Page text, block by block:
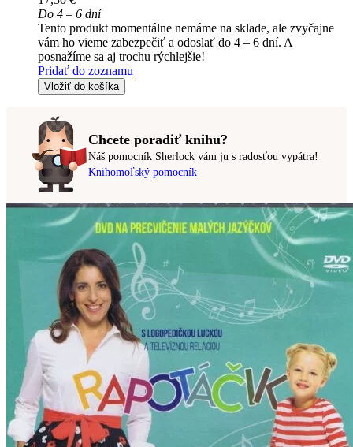
Do 4 – 6 dní
Tento produkt momentálne nemáme na sklade, ale zvyčajne
vám ho vieme zabezpečiť a odoslať do 4 – 6 dní. A
posnažíme sa aj trochu rýchlejšie!
Pridať do zoznamu
Vložiť do košíka
Chcete poradiť knihu?
Náš pomocník Sherlock vám ju s radosťou vypátra!
Knihomoľský pomocník